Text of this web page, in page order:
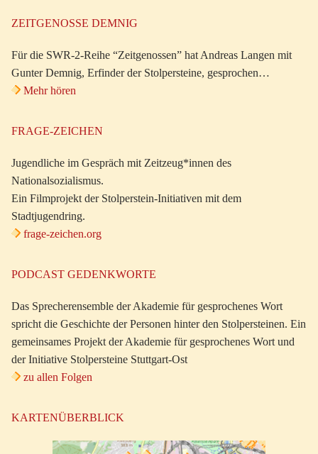
ZEITGENOSSE DEMNIG
Für die SWR-2-Reihe “Zeitgenossen” hat Andreas Langen mit
Gunter Demnig, Erfinder der Stolpersteine, gesprochen…
Mehr hören
FRAGE-ZEICHEN
Jugendliche im Gespräch mit Zeitzeug*innen des
Nationalsozialismus.
Ein Filmprojekt der Stolperstein-Initiativen mit dem
Stadtjugendring.
frage-zeichen.org
PODCAST GEDENKWORTE
Das Sprecherensemble der Akademie für gesprochenes Wort
spricht die Geschichte der Personen hinter den Stolpersteinen. Ein
gemeinsames Projekt der Akademie für gesprochenes Wort und
der Initiative Stolpersteine Stuttgart-Ost
zu allen Folgen
KARTENÜBERBLICK